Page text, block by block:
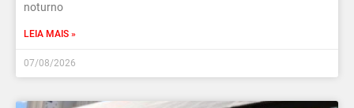
noturno
LEIA MAIS »
07/08/2026